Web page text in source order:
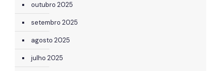
outubro 2025
setembro 2025
agosto 2025
julho 2025